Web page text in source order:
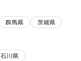
群馬県
茨城県
石川県